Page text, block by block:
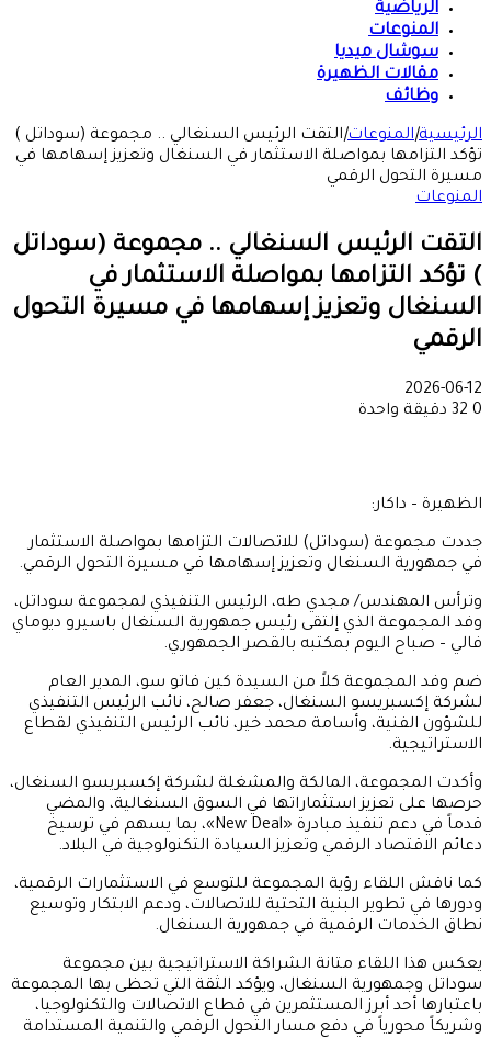
الرياضية
المنوعات
سوشال ميديا
مقالات الظهيرة
وظائف
الرئيسية|المنوعات|التقت الرئيس السنغالي .. مجموعة (سوداتل )
تؤكد التزامها بمواصلة الاستثمار في السنغال وتعزيز إسهامها في
مسيرة التحول الرقمي
المنوعات
التقت الرئيس السنغالي .. مجموعة (سوداتل
) تؤكد التزامها بمواصلة الاستثمار في
السنغال وتعزيز إسهامها في مسيرة التحول
الرقمي
2026-06-12
0
دقيقة واحدة
الظهيرة – داكار:
جددت مجموعة (سوداتل) للاتصالات التزامها بمواصلة الاستثمار
في جمهورية السنغال وتعزيز إسهامها في مسيرة التحول الرقمي.
وترأس المهندس/ مجدي طه، الرئيس التنفيذي لمجموعة سوداتل،
وفد المجموعة الذي إلتقى رئيس جمهورية السنغال باسيرو ديوماي
فالي – صباح اليوم بمكتبه بالقصر الجمهوري.
ضم وفد المجموعة كلاً من السيدة كين فاتو سو، المدير العام
لشركة إكسبريسو السنغال، جعفر صالح، نائب الرئيس التنفيذي
للشؤون الفنية، وأسامة محمد خير، نائب الرئيس التنفيذي لقطاع
الاستراتيجية.
وأكدت المجموعة، المالكة والمشغلة لشركة إكسبريسو السنغال،
حرصها على تعزيز استثماراتها في السوق السنغالية، والمضي
قدماً في دعم تنفيذ مبادرة «New Deal»، بما يسهم في ترسيخ
دعائم الاقتصاد الرقمي وتعزيز السيادة التكنولوجية في البلاد.
كما ناقش اللقاء رؤية المجموعة للتوسع في الاستثمارات الرقمية،
ودورها في تطوير البنية التحتية للاتصالات، ودعم الابتكار وتوسيع
نطاق الخدمات الرقمية في جمهورية السنغال.
يعكس هذا اللقاء متانة الشراكة الاستراتيجية بين مجموعة
سوداتل وجمهورية السنغال، ويؤكد الثقة التي تحظى بها المجموعة
باعتبارها أحد أبرز المستثمرين في قطاع الاتصالات والتكنولوجيا،
وشريكاً محورياً في دفع مسار التحول الرقمي والتنمية المستدامة